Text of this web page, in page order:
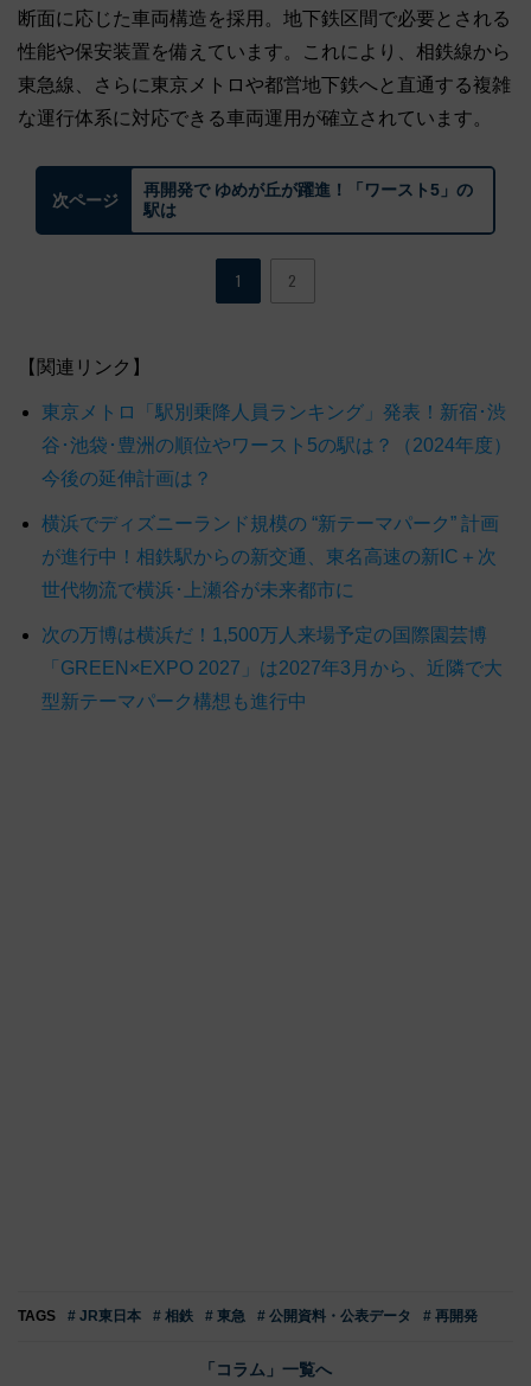
断面に応じた車両構造を採用。地下鉄区間で必要とされる
性能や保安装置を備えています。これにより、相鉄線から
東急線、さらに東京メトロや都営地下鉄へと直通する複雑
な運行体系に対応できる車両運用が確立されています。
次ページ
再開発で ゆめが丘が躍進！「ワースト5」の
駅は
1 2
【関連リンク】
東京メトロ「駅別乗降人員ランキング」発表！新宿･渋
谷･池袋･豊洲の順位やワースト5の駅は？（2024年度）
今後の延伸計画は？
横浜でディズニーランド規模の “新テーマパーク” 計画
が進行中！相鉄駅からの新交通、東名高速の新IC＋次
世代物流で横浜･上瀬谷が未来都市に
次の万博は横浜だ！1,500万人来場予定の国際園芸博
「GREEN×EXPO 2027」は2027年3月から、近隣で大
型新テーマパーク構想も進行中
TAGS # JR東日本 # 相鉄 # 東急 # 公開資料・公表データ # 再開発
「コラム」一覧へ